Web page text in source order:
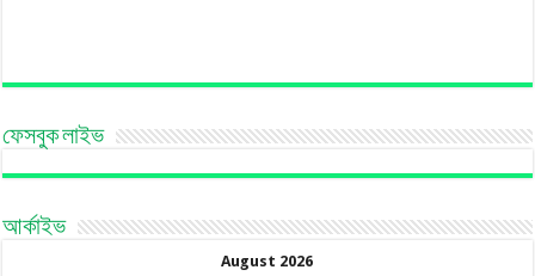
ফেসবুক লাইভ
আর্কাইভ
August 2026